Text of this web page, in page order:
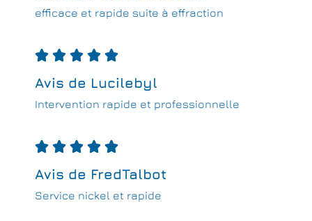
efficace et rapide suite à effraction
    
Avis de Lucilebyl
Intervention rapide et professionnelle
    
Avis de FredTalbot
Service nickel et rapide